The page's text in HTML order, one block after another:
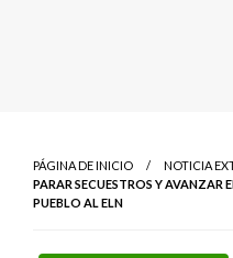
PÁGINA DE INICIO
NOTICIA
PARAR SECUESTROS Y AVANZAR
PUEBLO AL ELN